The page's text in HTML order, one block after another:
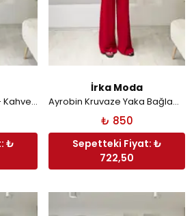
Kalın Askılı Şort Takım - Kahverengi
₺
İrka Moda
Ayrobin Kruvaze Yaka Bağlamalı Takım - Kırmızı
₺ 850
Sepetteki Fiyat: ₺
722,50